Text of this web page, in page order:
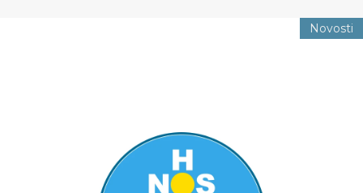
Novosti